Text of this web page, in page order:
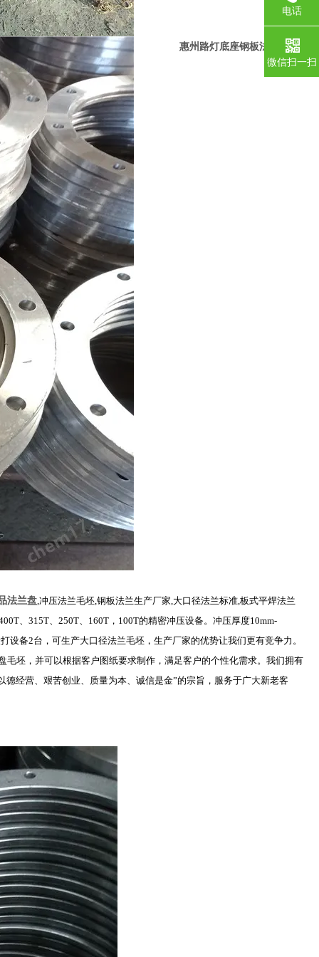
惠州路灯底座钢板法兰毛坯
法兰盘,冲压法兰毛坯,钢板法兰生产厂家,大口径法兰标准,板式平焊法兰
、315T、250T、160T，100T的精密冲压设备。冲压厚度10mm-
设备2台，可生产大口径法兰毛坯，生产厂家的优势让我们更有竞争力。
坯，并可以根据客户图纸要求制作，满足客户的个性化需求。我们拥有
经营、艰苦创业、质量为本、诚信是金”的宗旨，服务于广大新老客
电话
微信扫一扫